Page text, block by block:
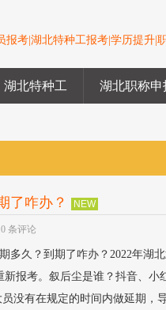
考|湖北特种工报考|学历提升|
湖北特种工 湖北职称申
了咋办？ NEW
0 条评论
多久？到期了咋办？2022年湖
报考。叙后尘是谁？抖音、小
没有在规定的时间内做延期，